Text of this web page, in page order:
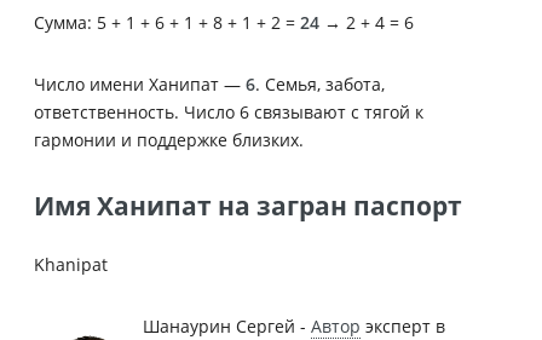
Сумма: 5 + 1 + 6 + 1 + 8 + 1 + 2 = 24 → 2 + 4 = 6
Число имени Ханипат — 6. Семья, забота,
ответственность. Число 6 связывают с тягой к
гармонии и поддержке близких.
Имя Ханипат на загран паспорт
Khanipat
Шанаурин Сергей - Автор эксперт в